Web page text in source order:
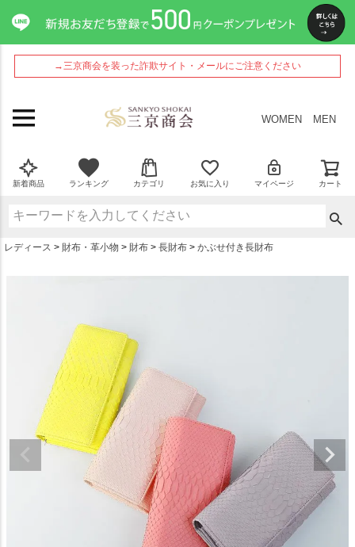
→三京商会を装った詐欺サイト・メールにご注意ください
WOMEN MEN
新着商品 ランキング カテゴリ お気に入り マイページ カート
レディース 財布・革小物 財布 長財布 かぶせ付き長財布
ペー
ジト
ップ
へ